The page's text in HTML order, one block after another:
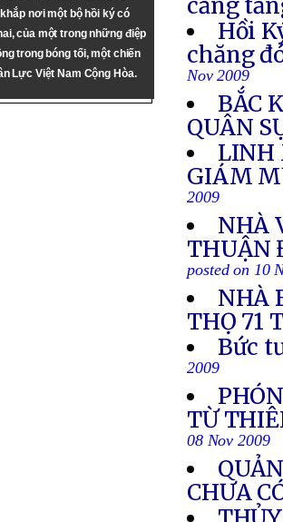
nơi một bộ hồi ký có
của một trong những điệp
trong bóng tối, một chiến
Lực Việt Nam Cộng Hòa.
cảng
Hồi
chăng
Nov 2009
BẮC
QUÂN
LINH
GIÁM
2009
NHÀ
THUẬN
posted on 10
NHÀ
THỌ 71
Bức
2009
TỪ
08 Nov 2009
CHƯA